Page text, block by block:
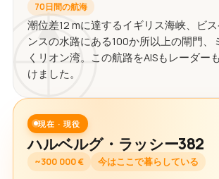
70日間の航海
潮位差12 mに達するイギリス海峡、ビ
ンスの水路にある100か所以上の閘門、
くリオン湾。この航路をAISもレーダー
けました。
現在 · 現役
ハルベルグ・ラッシー382
~300 000 € 今はここで暮らしている